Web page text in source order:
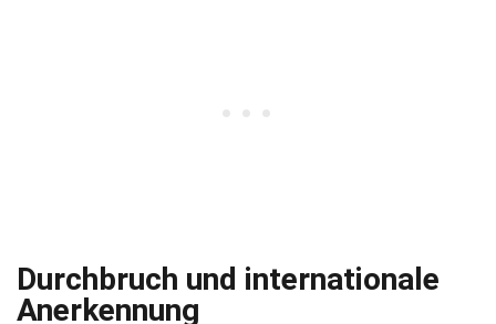
Durchbruch und internationale
Anerkennung